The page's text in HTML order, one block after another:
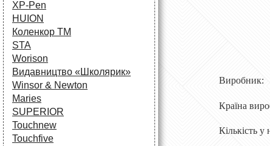
XP-Pen
HUION
Коленкор ТМ
STA
Worison
Видавництво «Школярик»
Winsor & Newton
Maries
SUPERIOR
Touchnew
Touchfive
Виробник:
Країна
Кількість у